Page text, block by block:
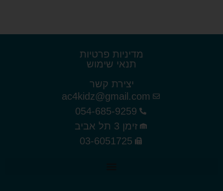
מדיניות פרטיות
תנאי שימוש
יצירת קשר
ac4kidz@gmail.com
054-685-9259
03-6051725